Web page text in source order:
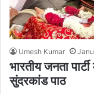
Umesh Kumar
भारतीय जनता
सुंदरकांड पाठ